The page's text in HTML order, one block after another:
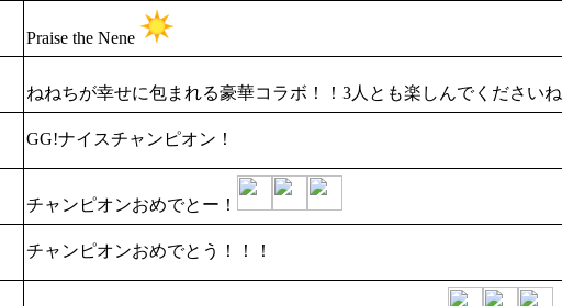
Praise the Nene
ねねちが幸せに包まれる豪華コラボ！！3人とも楽しんでくださいね
GG!ナイスチャンピオン！
チャンピオンおめでとー！
チャンピオンおめでとう！！！